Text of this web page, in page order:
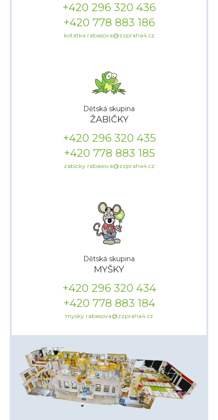
+420 296 320 436
+420 778 883 186
kotatka.rabasova@zzpraha4.cz
Dětská skupina
ŽABIČKY
+420 296 320 435
+420 778 883 185
zabicky.rabasova@zzpraha4.cz
Dětská skupina
MYŠKY
+420 296 320 434
+420 778 883 184
mysky.rabasova@zzpraha4.cz